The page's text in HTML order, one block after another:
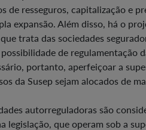
de resseguros, capitalização e
expansão. Além disso, há o
trata das sociedades
de regulamentação
portanto, aperfeiçoar a
da Susep sejam alocados de
autorreguladoras são
legislação, que operam sob a